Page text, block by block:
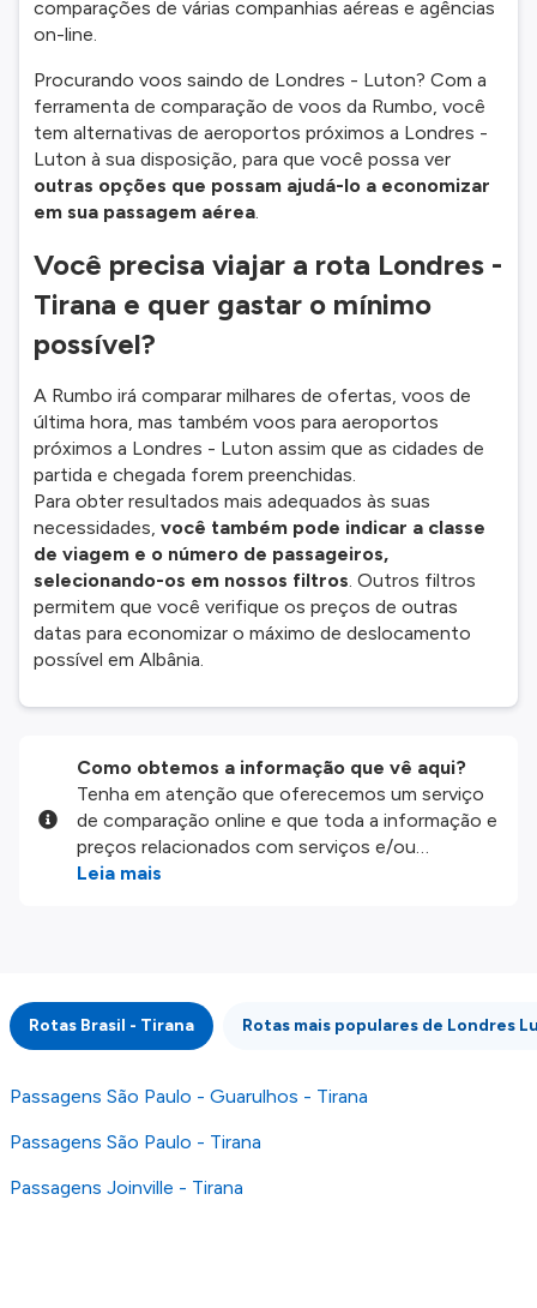
comparações de várias companhias aéreas e agências
on-line.
Procurando voos saindo de Londres - Luton? Com a
ferramenta de comparação de voos da Rumbo, você
tem alternativas de aeroportos próximos a Londres -
Luton à sua disposição, para que você possa ver
outras opções que possam ajudá-lo a economizar
em sua passagem aérea.
Você precisa viajar a rota Londres -
Tirana e quer gastar o mínimo
possível?
A Rumbo irá comparar milhares de ofertas, voos de
última hora, mas também voos para aeroportos
próximos a Londres - Luton assim que as cidades de
partida e chegada forem preenchidas.
Para obter resultados mais adequados às suas
necessidades, você também pode indicar a classe
de viagem e o número de passageiros,
selecionando-os em nossos filtros. Outros filtros
permitem que você verifique os preços de outras
datas para economizar o máximo de deslocamento
possível em Albânia.
Como obtemos a informação que vê aqui?
Tenha em atenção que oferecemos um serviço
de comparação online e que toda a informação e
preços relacionados com serviços e/ou
produtos disponíveis no nosso website são
integridade ou pela precisão da informação
publicada, por isso verifique com atenção todas
as condições no website do parceiro antes de
fazer uma reserva. Para mais detalhes verifique
os nossosTermos e Condições
Leia mais
Rotas Brasil - Tirana Rotas mais populares de Londres
Passagens São Paulo - Guarulhos - Tirana
Passagens São Paulo - Tirana
Passagens Joinville - Tirana